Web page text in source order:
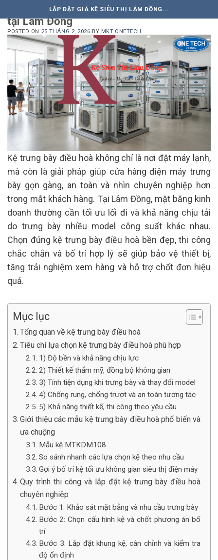
to
content
LẮP ĐẶT GIÁ KỆ SIÊU THỊ LÂM ĐỒNG...
Kệ trưng bày điều hoà: 7 mẫu siêu bền
tại Lâm Đồng
POSTED ON 25 THÁNG 2, 2026 BY MKT.ONETECH
Kệ trưng bày điều hoà không chỉ là nơi đặt máy lạnh,
mà còn là giải pháp giúp cửa hàng điện máy trưng
bày gọn gàng, an toàn và nhìn chuyên nghiệp hơn
trong mắt khách hàng. Tại Lâm Đồng, mặt bằng kinh
doanh thường cần tối ưu lối đi và khả năng chịu tải
do trưng bày nhiều model công suất khác nhau.
Chọn đúng kệ trưng bày điều hoà bền đẹp, thi công
chắc chắn và bố trí hợp lý sẽ giúp bảo vệ thiết bị,
tăng trải nghiệm xem hàng và hỗ trợ chốt đơn hiệu
quả.
Mục lục
Tổng quan về kệ trưng bày điều hoà
Tiêu chí lựa chọn kệ trưng bày điều hoà phù hợp
1) Độ bền và khả năng chịu lực
2) Thiết kế thẩm mỹ, đồng bộ không gian
3) Tính tiện dụng khi trưng bày và thay đổi model
4) Chống rung, chống trượt và an toàn tương tác
5) Khả năng thiết kế, thi công theo yêu cầu
Giới thiệu các mẫu kệ trưng bày điều hoà phổ biến và
ưa chuộng
Mẫu kệ MTKDM108
So sánh nhanh các lựa chọn kệ theo nhu cầu
Gợi ý bố trí kệ tối ưu không gian siêu thị điện máy
Quy trình thi công và lắp đặt kệ trưng bày điều hoà
chuyên nghiệp
Bước 1: Khảo sát mặt bằng và nhu cầu trưng bày
Bước 2: Chọn cấu hình kệ và chốt phương án bố
trí
Bước 3: Lắp đặt khung kệ, cân chỉnh và kiểm tra
độ ổn định